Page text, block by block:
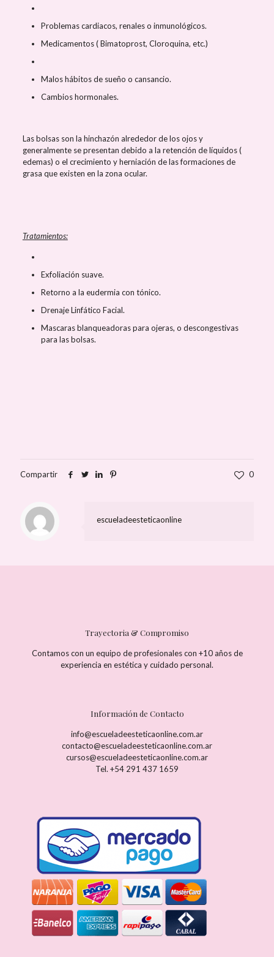
Problemas cardiacos, renales o inmunológicos.
Medicamentos ( Bimatoprost, Cloroquina, etc.)
Malos hábitos de sueño o cansancio.
Cambios hormonales.
Las bolsas son la hinchazón alrededor de los ojos y
generalmente se presentan debido a la retención de líquidos (
edemas) o el crecimiento y herniación de las formaciones de
grasa que existen en la zona ocular.
Tratamientos:
Exfoliación suave.
Retorno a la eudermia con tónico.
Drenaje Linfático Facial.
Mascaras blanqueadoras para ojeras, o descongestivas
para las bolsas.
Compartir 0
escueladeesteticaonline
Trayectoria & Compromiso
Contamos con un equipo de profesionales con +10 años de
experiencia en estética y cuidado personal.
Información de Contacto
info@escueladeesteticaonline.com.ar
contacto@escueladeesteticaonline.com.ar
cursos@escueladeesteticaonline.com.ar
Tel. +54 291 437 1659